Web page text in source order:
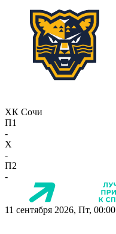
ХК Сочи
П1
-
X
-
П2
-
11 сентября 2026, Пт, 00:00